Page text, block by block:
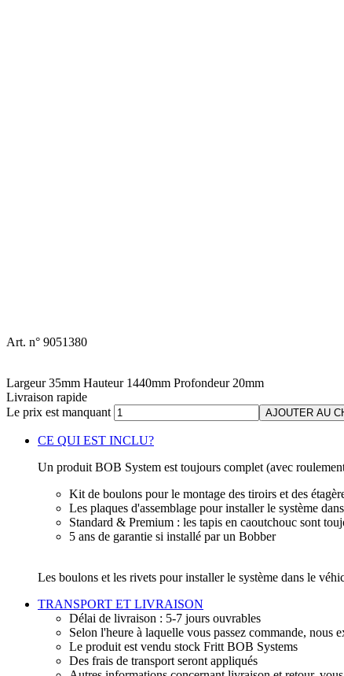
Art. n° 9051380
Largeur35mm Hauteur 1440mm Profondeur 20mm
Livraison rapide
Le prix est manquant
AJOUTER AU
CE QUI EST INCLU?
Un produit BOB System est toujours complet (avec
Kit de boulons pour le montage des tiroirs et des
Les plaques d'assemblage pour installer le système
Standard & Premium : les tapis en caoutchouc sont
5 ans de garantie si installé par un Bobber
Les boulons et les rivets pour installer le système dans le
TRANSPORT ET LIVRAISON
Délai de livraison : 5-7 jours ouvrables
Selon l'heure à laquelle vous passez commande, nous
Le produit est vendu stock Fritt BOB Systems
Des frais de transport seront appliqués